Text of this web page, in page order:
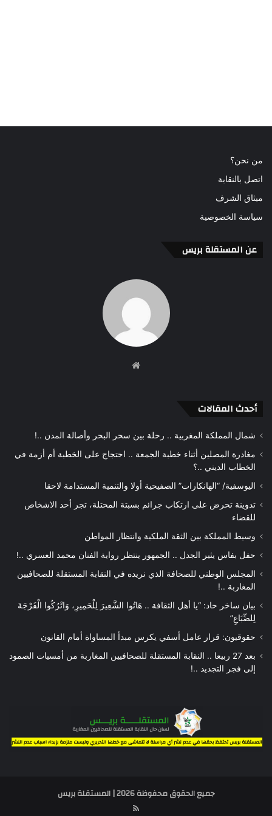
من نحن؟
اتصل بالنقابة
ميثاق الشرف
سياسة الخصوصية
عن المستقلة بريس
أحدث المقالات
شمال المملكة المغربية .. رحلة بين سحر البحر وأصالة المدن ..!
مغادرة المصلين أثناء خطبة الجمعة .. احتجاج على الخطبة أم أزمة في
الخطاب الديني ..؟
اليوسفية/ “الهانكارات” الصفيحية أولا والتنمية المستدامة لاحقا
تدوينة تحرض على ارتكاب جرائم بسبتة المحتلة، تجر أحد الاشخاص
للقضاء
وسيط المملكة بين الثقة الملكية وانتظار المواطن
حفل بفاس يثير الجدل .. الجمهور ينتظر رواية الفنان محمد العسري ..!
المجلس الوطني للصحافة الذي نريده في النقابة المستقلة للصحافيين
المغاربة ..!
بيان ساخر حاد: “يا أهل الثقافة .. هَاتُوا الشَّعِيرَ لِلْحَمِيرِ، وَاتْرُكُوا الْفَرْجَةَ
لِلضِّبَاعِ”
حقوقيون: قرار عامل أسفي يكرس مبدأ المساواة أمام القانون
بعد 27 ربيعا .. النقابة المستقلة للصحافيين المغاربة من أمسيات الصمود
إلى فجر التجديد ..!
جميع الحقوق محفوظة 2026 | المستقلة بريس
RSS